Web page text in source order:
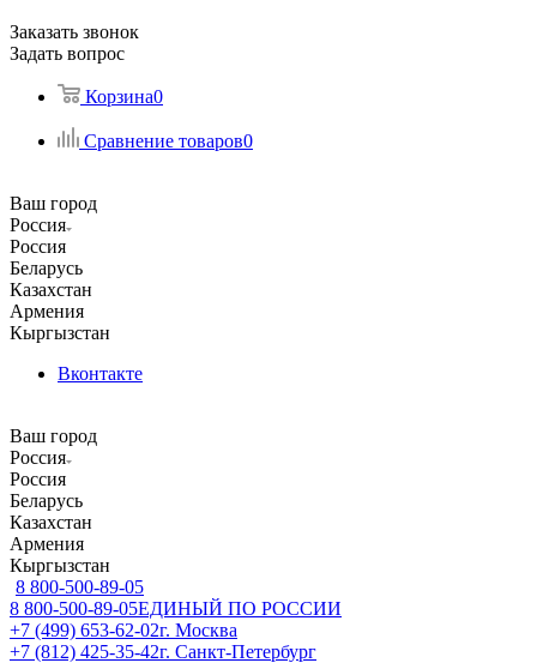
Заказать звонок
Задать вопрос
Корзина0
Сравнение товаров0
Ваш город
Россия
Россия
Беларусь
Казахстан
Армения
Кыргызстан
Вконтакте
Ваш город
Россия
Россия
Беларусь
Казахстан
Армения
Кыргызстан
8 800-500-89-05
8 800-500-89-05ЕДИНЫЙ ПО РОССИИ
+7 (499) 653-62-02г. Москва
+7 (812) 425-35-42г. Санкт-Петербург